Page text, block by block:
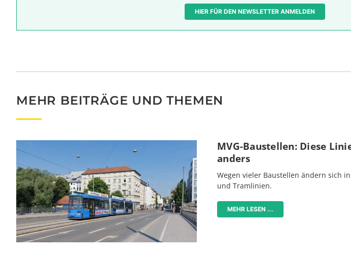
HIER FÜR DEN NEWSLETTER ANMELDEN
MEHR BEITRÄGE UND THEMEN
MVG-Baustellen: Diese
anders
Wegen vieler Baustellen ändern sich
und Tramlinien.
MEHR LESEN ...